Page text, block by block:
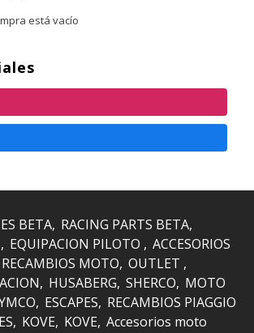
está vacío
BETA RACING PARTS BETA
EQUIPACION PILOTO
ACCESORIOS
RECAMBIOS MOTO OUTLET
HUSABERG SHERCO MOTO
ESCAPES RECAMBIOS PIAGGIO
KOVE KOVE Accesorios moto